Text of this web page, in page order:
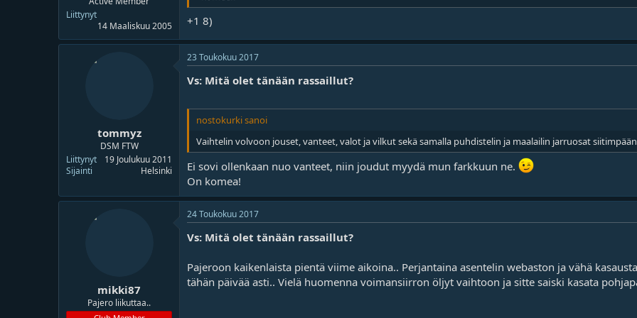
Liittynyt
14 Maaliskuu 2005
+1 8)
tommyz
DSM FTW
Liittynyt
19 Joulukuu 2011
Sijainti
Helsinki
23 Toukokuu 2017
Vs: Mitä olet tänään rassaillut?
nostokurki sanoi
Vaihtelin volvoon jouset, vanteet, valot ja vilkut sekä samalla puhdistelin ja maalailin jarruosat
Ei sovi ollenkaan nuo vanteet, niin joudut myydä mun farkkuun ne.
On komea!
mikki87
Pajero liikuttaa..
24 Toukokuu 2017
Vs: Mitä olet tänään rassaillut?
Pajeroon kaikenlaista pientä viime aikoina.. Perjantaina asentelin webaston ja vähä
tähän päivää asti.. Vielä huomenna voimansiirron öljyt vaihtoon ja sitte saiski kasata